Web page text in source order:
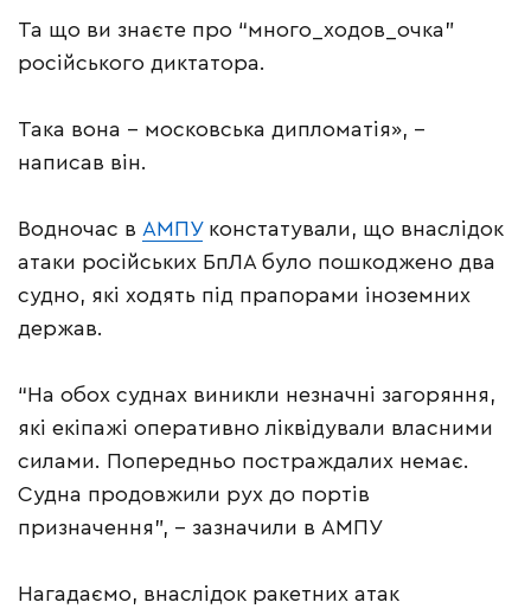
Та що ви знаєте про “много_ходов_очка”
російського диктатора.
Така вона – московська дипломатія», –
написав він.
Водночас в АМПУконстатували, що внаслідок
атаки російських БпЛА було пошкоджено два
судно, які ходять під прапорами іноземних
держав.
“На обох суднах виникли незначні загоряння,
які екіпажі оперативно ліквідували власними
силами. Попередньо постраждалих немає.
Судна продовжили рух до портів
призначення”, – зазначили в АМПУ
Нагадаємо, внаслідок ракетних атак